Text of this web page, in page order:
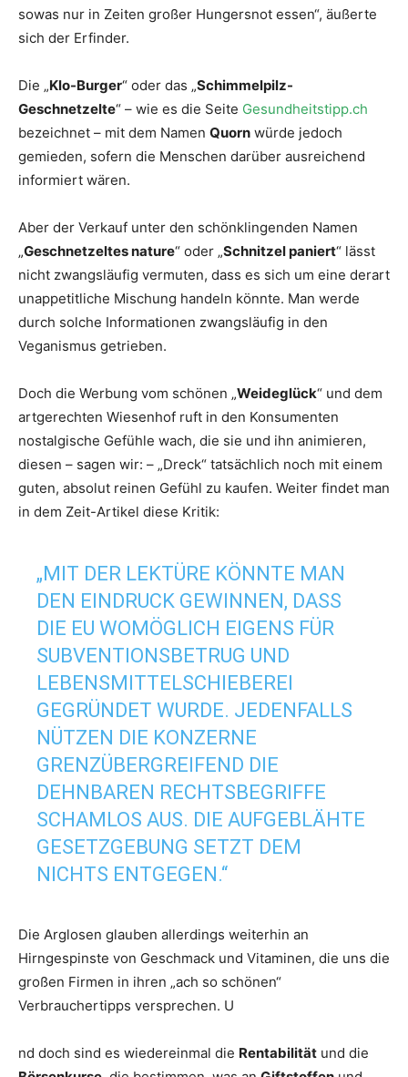
sowas nur in Zeiten großer Hungersnot essen“, äußerte
sich der Erfinder.
Die „Klo-Burger“ oder das „Schimmelpilz-
Geschnetzelte“ – wie es die Seite Gesundheitstipp.ch
bezeichnet – mit dem Namen Quorn würde jedoch
gemieden, sofern die Menschen darüber ausreichend
informiert wären.
Aber der Verkauf unter den schönklingenden Namen
„Geschnetzeltes nature“ oder „Schnitzel paniert“ lässt
nicht zwangsläufig vermuten, dass es sich um eine derart
unappetitliche Mischung handeln könnte. Man werde
durch solche Informationen zwangsläufig in den
Veganismus getrieben.
Doch die Werbung vom schönen „Weideglück“ und dem
artgerechten Wiesenhof ruft in den Konsumenten
nostalgische Gefühle wach, die sie und ihn animieren,
diesen – sagen wir: – „Dreck“ tatsächlich noch mit einem
guten, absolut reinen Gefühl zu kaufen. Weiter findet man
in dem Zeit-Artikel diese Kritik:
„MIT DER LEKTÜRE KÖNNTE MAN
DEN EINDRUCK GEWINNEN, DASS
DIE EU WOMÖGLICH EIGENS FÜR
SUBVENTIONSBETRUG UND
LEBENSMITTELSCHIEBEREI
GEGRÜNDET WURDE. JEDENFALLS
NÜTZEN DIE KONZERNE
GRENZÜBERGREIFEND DIE
DEHNBAREN RECHTSBEGRIFFE
SCHAMLOS AUS. DIE AUFGEBLÄHTE
GESETZGEBUNG SETZT DEM
NICHTS ENTGEGEN.“
Die Arglosen glauben allerdings weiterhin an
Hirngespinste von Geschmack und Vitaminen, die uns die
großen Firmen in ihren „ach so schönen“
Verbrauchertipps versprechen. U
nd doch sind es wiedereinmal die Rentabilität und die